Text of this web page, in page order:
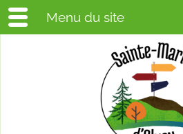
Menu du site